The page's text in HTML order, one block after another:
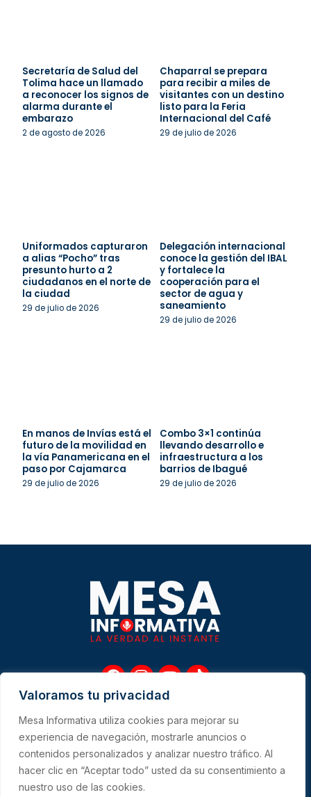
Valoramos tu privacidad
Mesa Informativa utiliza cookies para mejorar su
experiencia de navegación, mostrarle anuncios o
contenidos personalizados y analizar nuestro tráfico. Al
hacer clic en “Aceptar todo” usted da su consentimiento a
nuestro uso de las cookies.
Secretaría de Salud del
Tolima hace un llamado
a reconocer los signos de
alarma durante el
embarazo
2 de agosto de 2026
Chaparral se prepara
para recibir a miles de
visitantes con un destino
listo para la Feria
Internacional del Café
29 de julio de 2026
Uniformados capturaron
a alias “Pocho” tras
presunto hurto a 2
ciudadanos en el norte de
la ciudad
29 de julio de 2026
Delegación internacional
conoce la gestión del IBAL
y fortalece la
cooperación para el
sector de agua y
saneamiento
29 de julio de 2026
En manos de Invías está el
futuro de la movilidad en
la vía Panamericana en el
paso por Cajamarca
29 de julio de 2026
Combo 3×1 continúa
llevando desarrollo e
infraestructura a los
barrios de Ibagué
29 de julio de 2026
F
a
c
e
b
o
o
k
I
n
s
t
a
g
r
a
m
Y
u
t
u
b
e
T
t
o
k
CONTACTO